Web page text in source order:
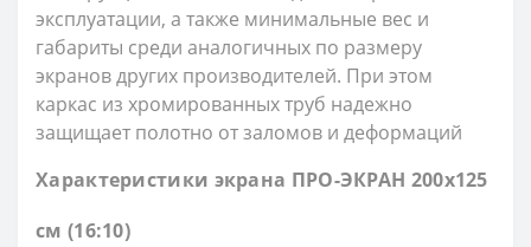
эксплуатации, а также минимальные вес и
габариты среди аналогичных по размеру
экранов других производителей. При этом
каркас из хромированных труб надежно
защищает полотно от заломов и деформаций
Характеристики экрана ПРО-ЭКРАН 200х125
см (16:10)